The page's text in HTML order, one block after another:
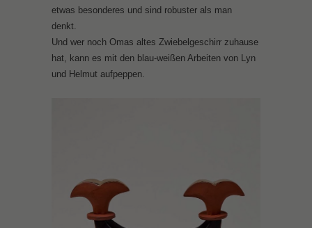
etwas besonderes und sind robuster als man
denkt.
Und wer noch Omas altes Zwiebelgeschirr zuhause
hat, kann es mit den blau-weißen Arbeiten von Lyn
und Helmut aufpeppen.